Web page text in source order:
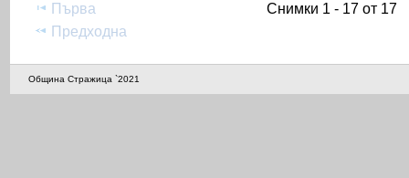
Първа
Предходна
Снимки 1 - 17 от 17
Община Стражица `2021